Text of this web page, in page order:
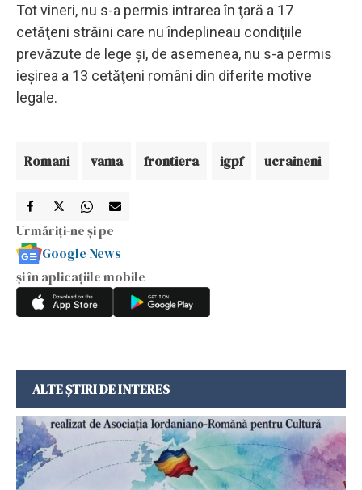
Tot vineri, nu s-a permis intrarea în ţară a 17
cetăţeni străini care nu îndeplineau condiţiile
prevăzute de lege şi, de asemenea, nu s-a permis
ieşirea a 13 cetăţeni români din diferite motive
legale.
Romani vama frontiera igpf ucraineni
Urmăriți-ne și pe
Google News
și în aplicațiile mobile
ALTE ȘTIRI DE INTERES